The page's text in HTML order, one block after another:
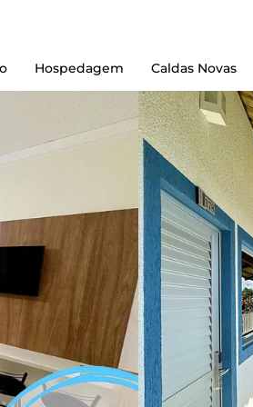
Hospedagem
L'acqua diRoma I
L'acqua diRoma II
L'acqua diRoma III
L'acqua diRoma IV
L'acqua diRoma V
Piazza diRoma
Spazzio diRoma
diRoma Resort
diRoma Fiori
Lacqua diRoma + Lagoa Parque
Caldas Novas Flat + Lagoa Parque
Caldas Novas